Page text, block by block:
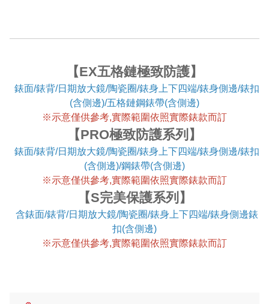
【EX五格鏈極致防護】
錶面/錶背/日期放大鏡/陶瓷圈/錶身上下四端/錶身側邊/錶扣
(含側邊)/五格鏈鋼錶帶(含側邊)
※示意僅供參考,實際範圍依照實際錶款而訂
【PRO極致防護系列】
錶面/錶背/日期放大鏡/陶瓷圈/錶身上下四端/錶身側邊/錶扣
(含側邊)/鋼錶帶(含側邊)
※示意僅供參考,實際範圍依照實際錶款而訂
【S完美保護系列】
含錶面/錶背/日期放大鏡/陶瓷圈/錶身上下四端/錶身側邊錶
扣(含側邊)
※示意僅供參考,實際範圍依照實際錶款而訂